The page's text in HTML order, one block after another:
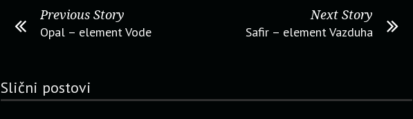
Previous Story
Opal – element Vode
Next Story
Safir – element Vazduha
Slični postovi